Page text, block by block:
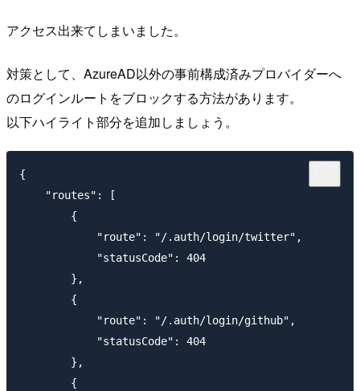
アクセス出来てしまいました。
対策として、AzureAD以外の事前構成済みプロバイダーへ
のログインルートをブロックする方法があります。
以下ハイライト部分を追加しましょう。
{
    "routes": [
        {
            "route": "/.auth/login/twitter",
            "statusCode": 404
        },
        {
            "route": "/.auth/login/github",
            "statusCode": 404
        },
        {